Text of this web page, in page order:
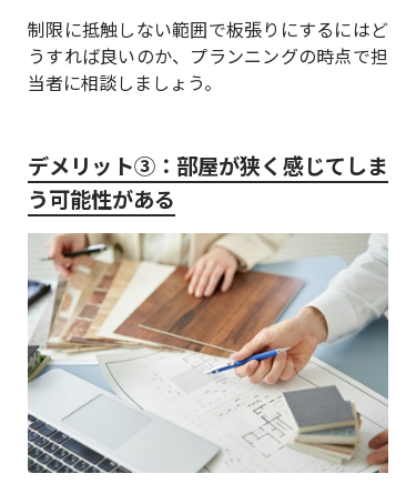
制限に抵触しない範囲で板張りにするにはど
うすれば良いのか、プランニングの時点で担
当者に相談しましょう。
デメリット③：部屋が狭く感じてしま
う可能性がある